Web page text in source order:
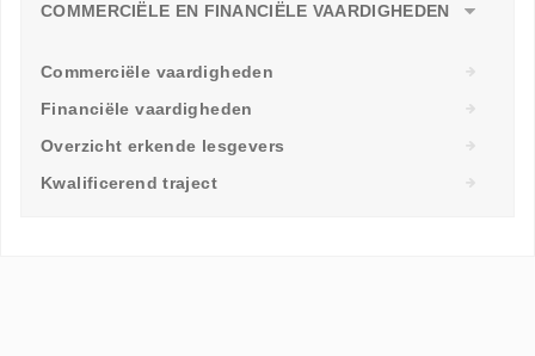
COMMERCIËLE EN FINANCIËLE VAARDIGHEDEN
Commerciële vaardigheden
Financiële vaardigheden
Overzicht erkende lesgevers
Kwalificerend traject